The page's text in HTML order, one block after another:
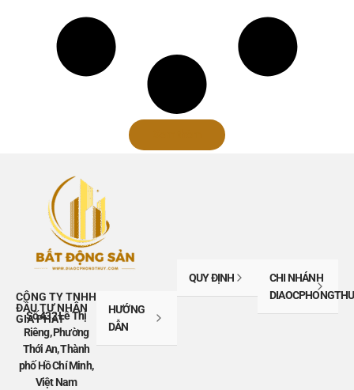
CÔNG TY TNHH
ĐẦU TƯ NHÂN
GIA PHÁT
Số 432 Lê Thị
Riêng, Phường
Thới An, Thành
phố Hồ Chí Minh,
Việt Nam
HƯỚNG
DẪN
QUY ĐỊNH
CHI NHÁNH